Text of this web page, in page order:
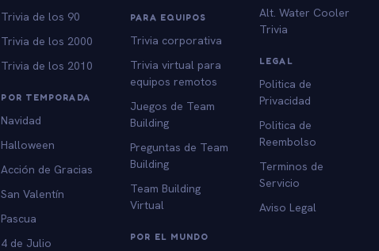
Trivia de los 90
Trivia de los 2000
Trivia de los 2010
POR TEMPORADA
Navidad
Halloween
Acción de Gracias
San Valentín
Pascua
4 de Julio
PARA EQUIPOS
Trivia corporativa
Trivia virtual para
equipos remotos
Juegos de Team
Building
Preguntas de Team
Building
Team Building
Virtual
POR EL MUNDO
Alt. Water Cooler
Trivia
LEGAL
Politica de
Privacidad
Politica de
Reembolso
Terminos de
Servicio
Aviso Legal